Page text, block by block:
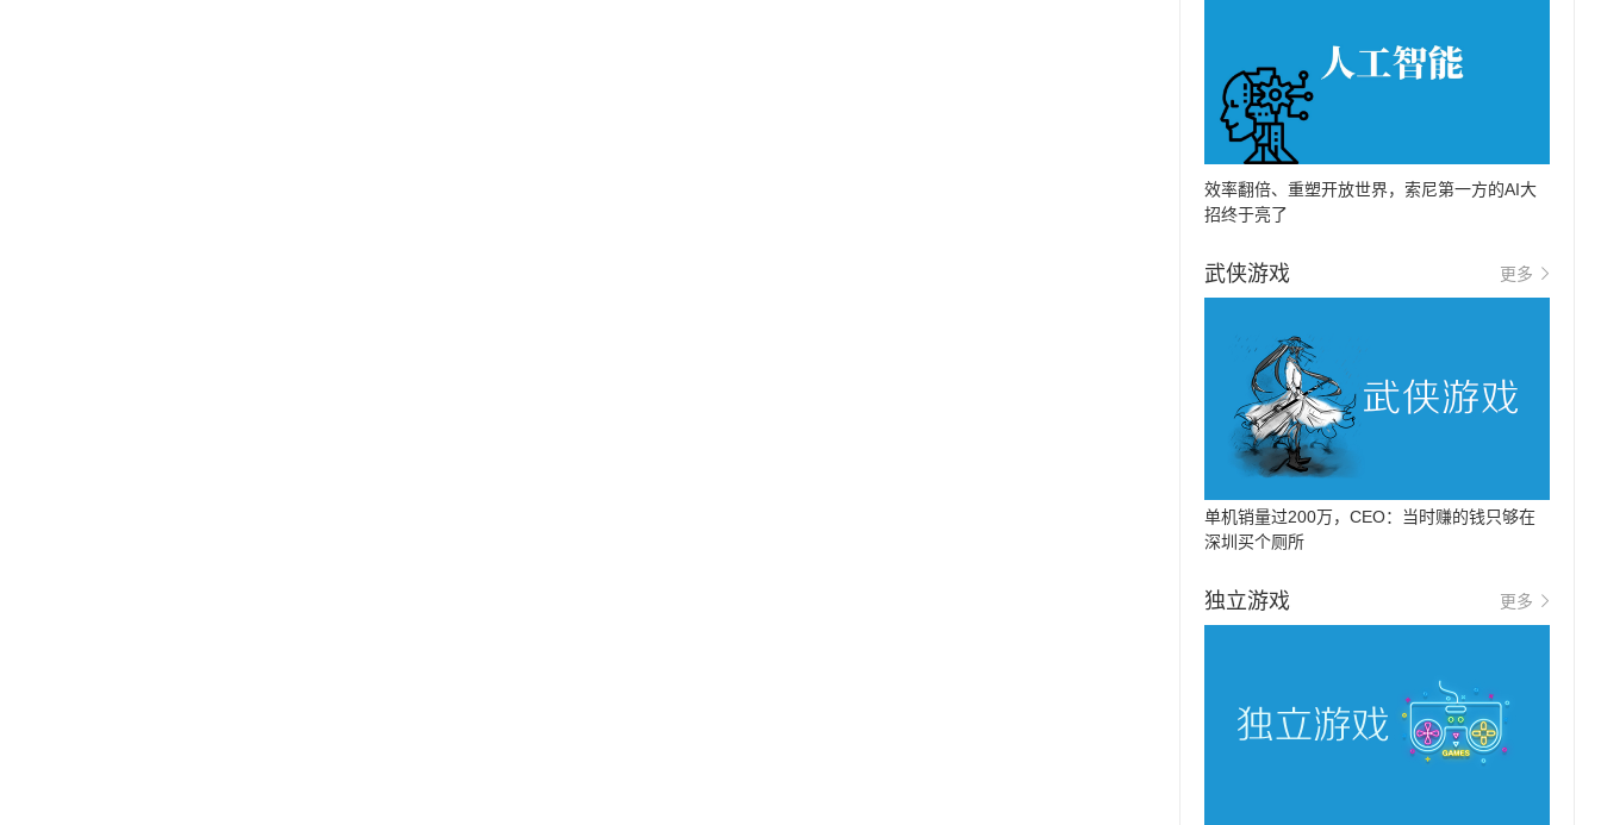
效率翻倍、重塑开放世界，索尼第一方的AI大
招终于亮了
武侠游戏 更多
单机销量过200万，CEO：当时赚的钱只够在
深圳买个厕所
独立游戏 更多